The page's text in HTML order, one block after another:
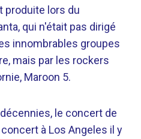
produite lors du
qui n'était pas dirigé
innombrables groupes
mais par les rockers
Maroon 5.
le concert de
à Los Angeles il y